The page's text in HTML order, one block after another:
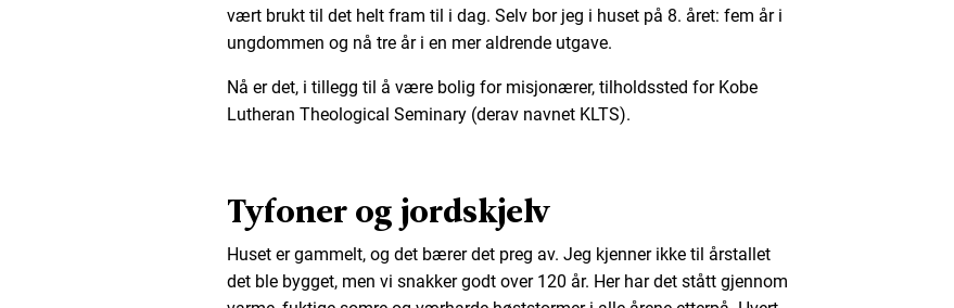
vært brukt til det helt fram til i dag. Selv bor jeg i huset på 8. året: fem år i
ungdommen og nå tre år i en mer aldrende utgave.
Nå er det, i tillegg til å være bolig for misjonærer, tilholdssted for Kobe
Lutheran Theological Seminary (derav navnet KLTS).
Tyfoner og jordskjelv
Huset er gammelt, og det bærer det preg av. Jeg kjenner ikke til årstallet
det ble bygget, men vi snakker godt over 120 år. Her har det stått gjennom